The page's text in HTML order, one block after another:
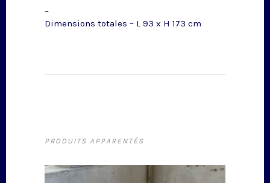
–
Dimensions totales – L 93 x H 173 cm
PRODUITS APPARENTÉS